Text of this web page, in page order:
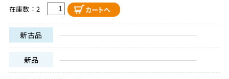
在庫数：2
新古品
新品